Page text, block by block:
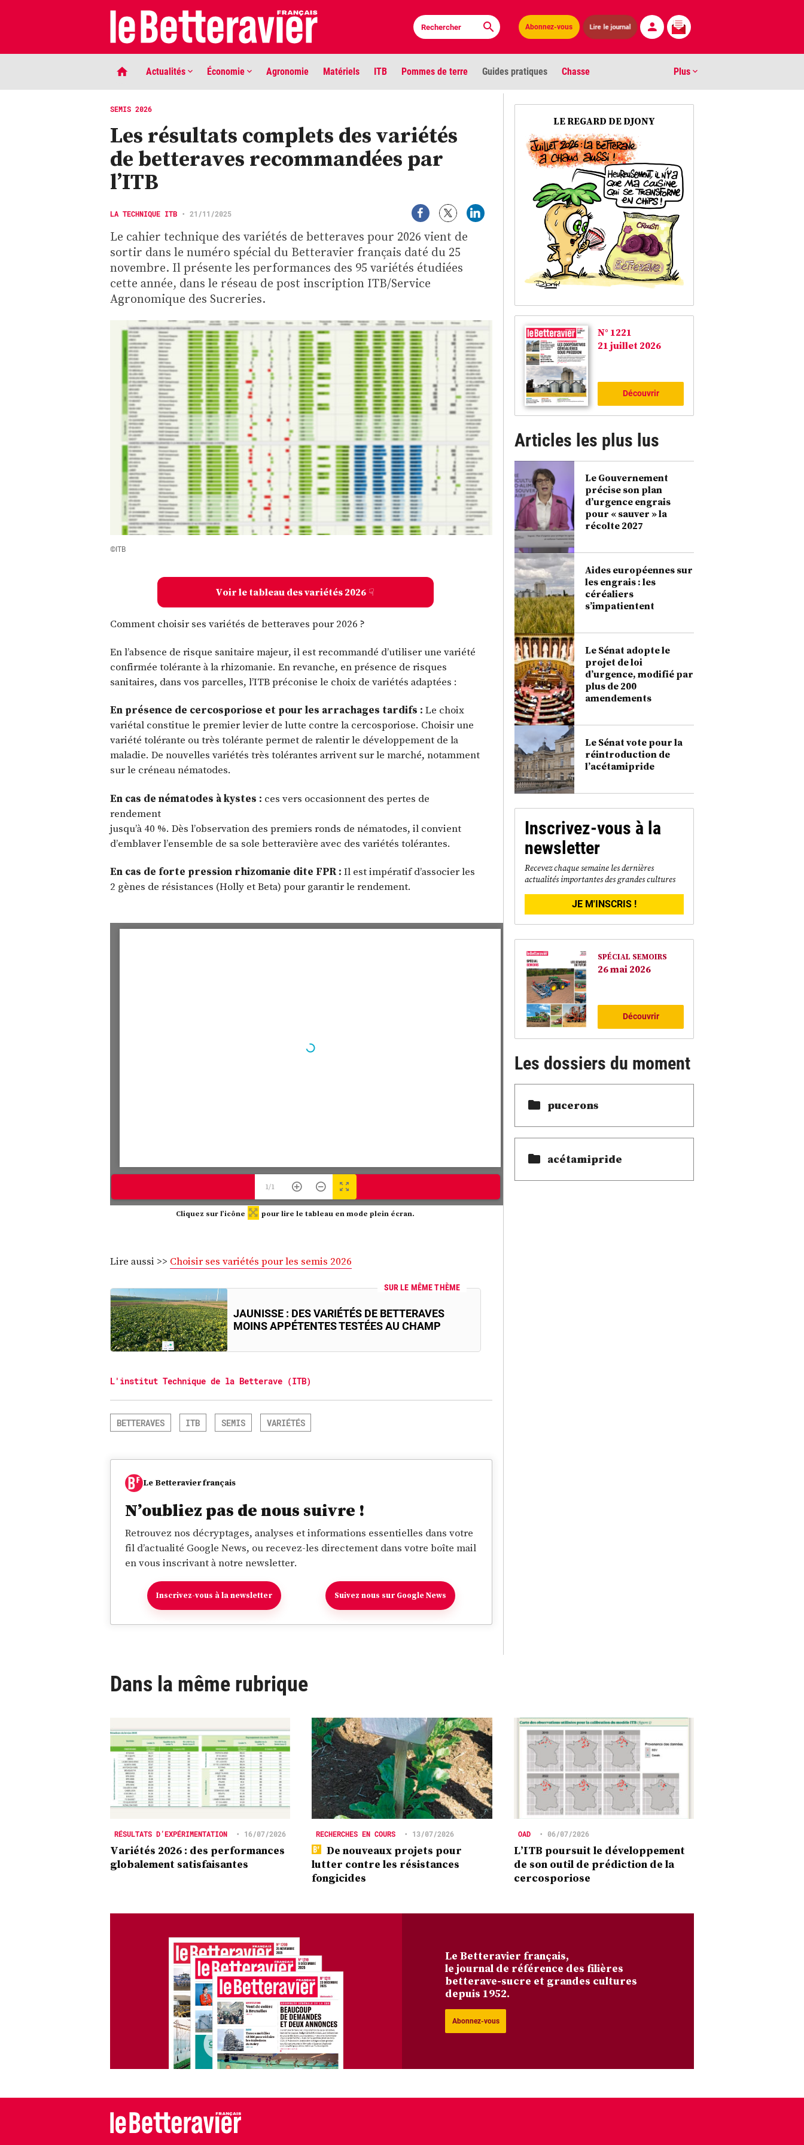
Abonnez-vous Lire le journal
Actualités Économie Agronomie Matériels ITB Pommes de terre Guides pratiques Chasse Plus
LIGNE DE MIRE
Phaco quand tu nous tiens … Les louvetiers devant le Parlement
PLUS
Anciens numéros
Biocarburants
Environnement
Vidéos
Contact
SEMIS 2026
Les résultats complets des variétés
de betteraves recommandées par
l’ITB
LA TECHNIQUE ITB • 21/11/2025
Le cahier technique des variétés de betteraves pour 2026 vient de
sortir dans le numéro spécial du Betteravier français daté du 25
novembre. Il présente les performances des 95 variétés étudiées
cette année, dans le réseau de post inscription ITB/Service
Agronomique des Sucreries.
©ITB
Voir le tableau des variétés 2026 ☟
Comment choisir ses variétés de betteraves pour 2026 ?
En l’absence de risque sanitaire majeur, il est recommandé d’utiliser une variété
confirmée tolérante à la rhizomanie. En revanche, en présence de risques
sanitaires, dans vos parcelles, l’ITB préconise le choix de variétés adaptées :
En présence de cercosporiose et pour les arrachages tardifs : Le choix
variétal constitue le premier levier de lutte contre la cercosporiose. Choisir une
variété tolérante ou très tolérante permet de ralentir le développement de la
maladie. De nouvelles variétés très tolérantes arrivent sur le marché, notamment
sur le créneau nématodes.
En cas de nématodes à kystes : ces vers occasionnent des pertes de
rendement
jusqu’à 40 %. Dès l’observation des premiers ronds de nématodes, il convient
d’emblaver l’ensemble de sa sole betteravière avec des variétés tolérantes.
En cas de forte pression rhizomanie dite FPR : Il est impératif d’associer les
2 gènes de résistances (Holly et Beta) pour garantir le rendement.
1/1
Cliquez sur l’icône pour lire le tableau en mode plein écran.
Lire aussi >> Choisir ses variétés pour les semis 2026
SUR LE MÊME THÈME
JAUNISSE : DES VARIÉTÉS DE BETTERAVES
MOINS APPÉTENTES TESTÉES AU CHAMP
L'institut Technique de la Betterave (ITB)
BETTERAVES ITB SEMIS VARIÉTÉS
Le Betteravier français
N’oubliez pas de nous suivre !
Retrouvez nos décryptages, analyses et informations essentielles dans votre
fil d’actualité Google News, ou recevez-les directement dans votre boîte mail
en vous inscrivant à notre newsletter.
Inscrivez-vous à la newsletter Suivez nous sur Google News
LE REGARD DE DJONY
N° 1221
21 juillet 2026
Découvrir
Articles les plus lus
Le Gouvernement
précise son plan
d’urgence engrais
pour « sauver » la
récolte 2027
Aides européennes sur
les engrais : les
céréaliers
s’impatientent
Le Sénat adopte le
projet de loi
d’urgence, modifié par
plus de 200
amendements
Le Sénat vote pour la
réintroduction de
l’acétamipride
Inscrivez-vous à la
newsletter
Recevez chaque semaine les dernières
actualités importantes des grandes cultures
JE M'INSCRIS !
SPÉCIAL SEMOIRS
26 mai 2026
Découvrir
Les dossiers du moment
pucerons
acétamipride
Dans la même rubrique
RÉSULTATS D’EXPÉRIMENTATION • 16/07/2026
Variétés 2026 : des performances
globalement satisfaisantes
RECHERCHES EN COURS • 13/07/2026
De nouveaux projets pour
lutter contre les résistances
fongicides
OAD • 06/07/2026
L’ITB poursuit le développement
de son outil de prédiction de la
cercosporiose
Le Betteravier français,
le journal de référence des filières
betterave-sucre et grandes cultures
depuis 1952.
Abonnez-vous